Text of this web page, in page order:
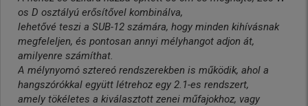
os D osztályú erősítővel kombinálva,
lehetővé teszi a SUB-12 számára, hogy minden kihívásnak
megfeleljen, és pontosan annyi mélyhangot adjon át,
amilyenre számíthat.
A mélynyomó sztereó rendszerekben is működik, ahol a
hangszórókkal együtt létrehoz egy 2.1-es rendszert,
amely tökéletes a kiválasztott zenei műfajokhoz, vagy